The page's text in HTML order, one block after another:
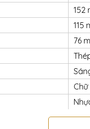
152
115
76